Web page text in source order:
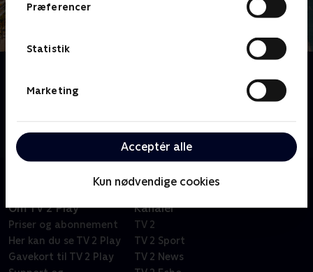
Præferencer
Statistik
Marketing
Acceptér alle
Kun nødvendige cookies
Et luksusdyr og en privatbilist tester, om en rejse på
gammeldags facon med tog gennem Europa kan
sikkerhed alle fejlene, så du ikke behøver at gøre det.
Om TV 2 Play
Priser og abonnement
Her kan du se TV 2 Play
Gavekort til TV 2 Play
Kanaler
TV 2
TV 2 Sport
TV 2 News